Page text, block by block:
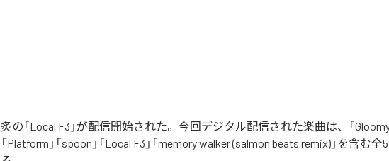
炙の「Local F3」が配信開始された。今回デジタル配信された楽曲は、「
「Platform」「spoon」「Local F3」「memory walker (salmon beats remix)」を含む